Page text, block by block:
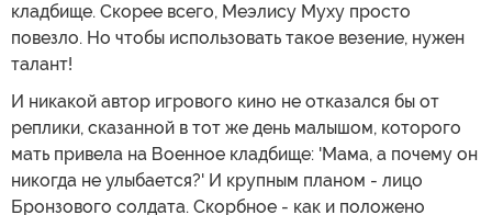
кладбище. Скорее всего, Меэлису Муху просто
повезло. Но чтобы использовать такое везение, нужен
талант!
И никакой автор игрового кино не отказался бы от
реплики, сказанной в тот же день малышом, которого
мать привела на Военное кладбище: 'Мама, а почему он
никогда не улыбается?' И крупным планом - лицо
Бронзового солдата. Скорбное - как и положено